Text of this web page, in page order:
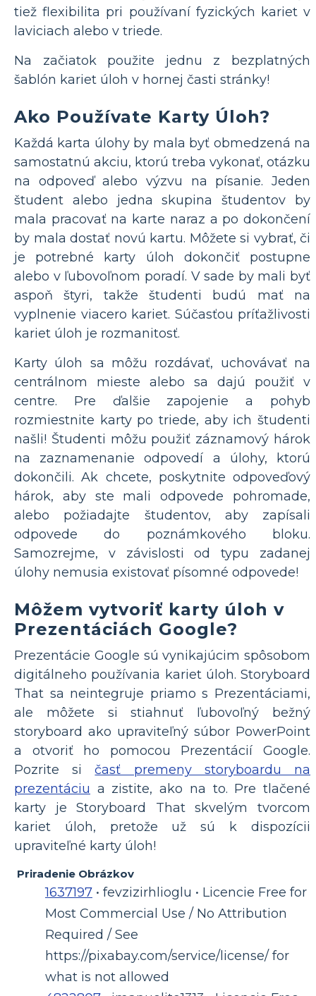
tiež flexibilita pri používaní fyzických kariet v
laviciach alebo v triede.
Na začiatok použite jednu z bezplatných
šablón kariet úloh v hornej časti stránky!
Ako Používate Karty Úloh?
Každá karta úlohy by mala byť obmedzená na
samostatnú akciu, ktorú treba vykonať, otázku
na odpoveď alebo výzvu na písanie. Jeden
študent alebo jedna skupina študentov by
mala pracovať na karte naraz a po dokončení
by mala dostať novú kartu. Môžete si vybrať, či
je potrebné karty úloh dokončiť postupne
alebo v ľubovoľnom poradí. V sade by mali byť
aspoň štyri, takže študenti budú mať na
vyplnenie viacero kariet. Súčasťou príťažlivosti
kariet úloh je rozmanitosť.
Karty úloh sa môžu rozdávať, uchovávať na
centrálnom mieste alebo sa dajú použiť v
centre. Pre ďalšie zapojenie a pohyb
rozmiestnite karty po triede, aby ich študenti
našli! Študenti môžu použiť záznamový hárok
na zaznamenanie odpovedí a úlohy, ktorú
dokončili. Ak chcete, poskytnite odpoveďový
hárok, aby ste mali odpovede pohromade,
alebo požiadajte študentov, aby zapísali
odpovede do poznámkového bloku.
Samozrejme, v závislosti od typu zadanej
úlohy nemusia existovať písomné odpovede!
Môžem vytvoriť karty úloh v
Prezentáciách Google?
Prezentácie Google sú vynikajúcim spôsobom
digitálneho používania kariet úloh. Storyboard
That sa neintegruje priamo s Prezentáciami,
ale môžete si stiahnuť ľubovoľný bežný
storyboard ako upraviteľný súbor PowerPoint
a otvoriť ho pomocou Prezentácií Google.
Pozrite sičasť premeny storyboardu na
prezentáciu a zistite, ako na to. Pre tlačené
karty je Storyboard That skvelým tvorcom
kariet úloh, pretože už sú k dispozícii
upraviteľné karty úloh!
Priradenie Obrázkov
1637197 • fevzizirhlioglu • Licencie Free for
Most Commercial Use / No Attribution
Required / See
https://pixabay.com/service/license/ for
what is not allowed